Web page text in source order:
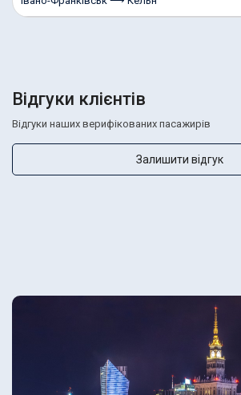
Відгуки клієнтів
Відгуки наших верифікованих пасажирів
Залишити відгук